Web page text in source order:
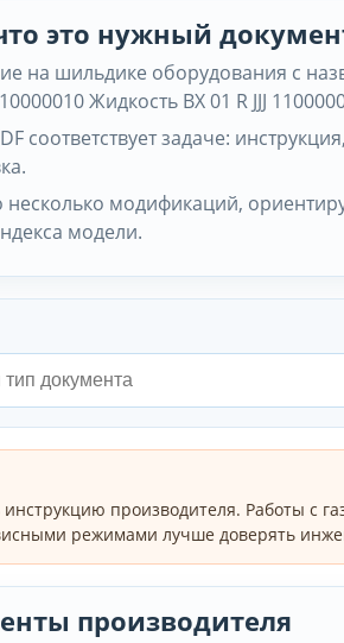
это нужный
на шильдике оборудования с
Жидкость BX 01 R JJJ
соответствует задаче:
несколько модификаций,
модели.
производителя. Работы с
режимами лучше доверять
производителя